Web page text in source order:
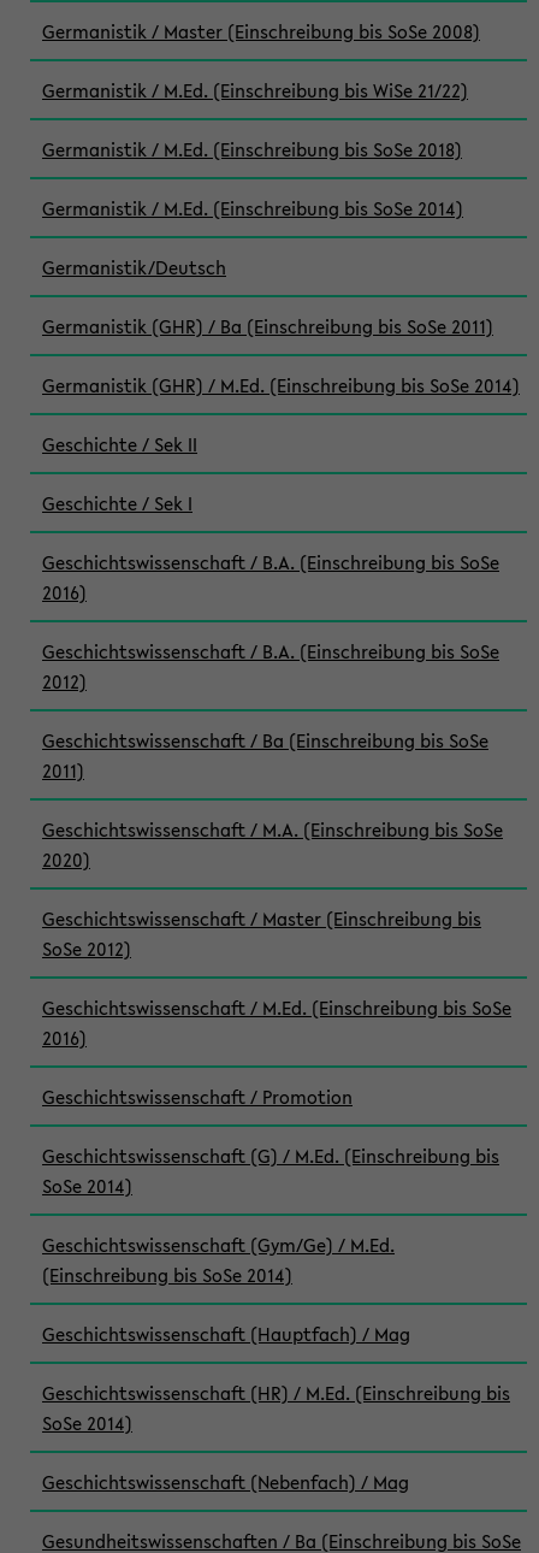
Germanistik / Master (Einschreibung bis SoSe 2008)
Germanistik / M.Ed. (Einschreibung bis WiSe 21/22)
Germanistik / M.Ed. (Einschreibung bis SoSe 2018)
Germanistik / M.Ed. (Einschreibung bis SoSe 2014)
Germanistik/Deutsch
Germanistik (GHR) / Ba (Einschreibung bis SoSe 2011)
Germanistik (GHR) / M.Ed. (Einschreibung bis SoSe 2014)
Geschichte / Sek II
Geschichte / Sek I
Geschichtswissenschaft / B.A. (Einschreibung bis SoSe
2016)
Geschichtswissenschaft / B.A. (Einschreibung bis SoSe
2012)
Geschichtswissenschaft / Ba (Einschreibung bis SoSe
2011)
Geschichtswissenschaft / M.A. (Einschreibung bis SoSe
2020)
Geschichtswissenschaft / Master (Einschreibung bis
SoSe 2012)
Geschichtswissenschaft / M.Ed. (Einschreibung bis SoSe
2016)
Geschichtswissenschaft / Promotion
Geschichtswissenschaft (G) / M.Ed. (Einschreibung bis
SoSe 2014)
Geschichtswissenschaft (Gym/Ge) / M.Ed.
(Einschreibung bis SoSe 2014)
Geschichtswissenschaft (Hauptfach) / Mag
Geschichtswissenschaft (HR) / M.Ed. (Einschreibung bis
SoSe 2014)
Geschichtswissenschaft (Nebenfach) / Mag
Gesundheitswissenschaften / Ba (Einschreibung bis SoSe